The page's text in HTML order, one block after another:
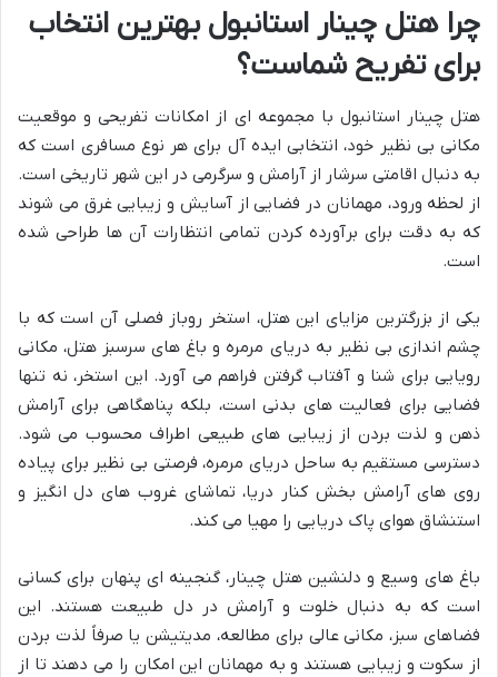
چرا هتل چینار استانبول بهترین انتخاب
برای تفریح شماست؟
هتل چینار استانبول با مجموعه ای از امکانات تفریحی و موقعیت
مکانی بی نظیر خود، انتخابی ایده آل برای هر نوع مسافری است که
به دنبال اقامتی سرشار از آرامش و سرگرمی در این شهر تاریخی است.
از لحظه ورود، مهمانان در فضایی از آسایش و زیبایی غرق می شوند
که به دقت برای برآورده کردن تمامی انتظارات آن ها طراحی شده
است.
یکی از بزرگترین مزایای این هتل، استخر روباز فصلی آن است که با
چشم اندازی بی نظیر به دریای مرمره و باغ های سرسبز هتل، مکانی
رویایی برای شنا و آفتاب گرفتن فراهم می آورد. این استخر، نه تنها
فضایی برای فعالیت های بدنی است، بلکه پناهگاهی برای آرامش
ذهن و لذت بردن از زیبایی های طبیعی اطراف محسوب می شود.
دسترسی مستقیم به ساحل دریای مرمره، فرصتی بی نظیر برای پیاده
روی های آرامش بخش کنار دریا، تماشای غروب های دل انگیز و
استنشاق هوای پاک دریایی را مهیا می کند.
باغ های وسیع و دلنشین هتل چینار، گنجینه ای پنهان برای کسانی
است که به دنبال خلوت و آرامش در دل طبیعت هستند. این
فضاهای سبز، مکانی عالی برای مطالعه، مدیتیشن یا صرفاً لذت بردن
از سکوت و زیبایی هستند و به مهمانان این امکان را می دهند تا از